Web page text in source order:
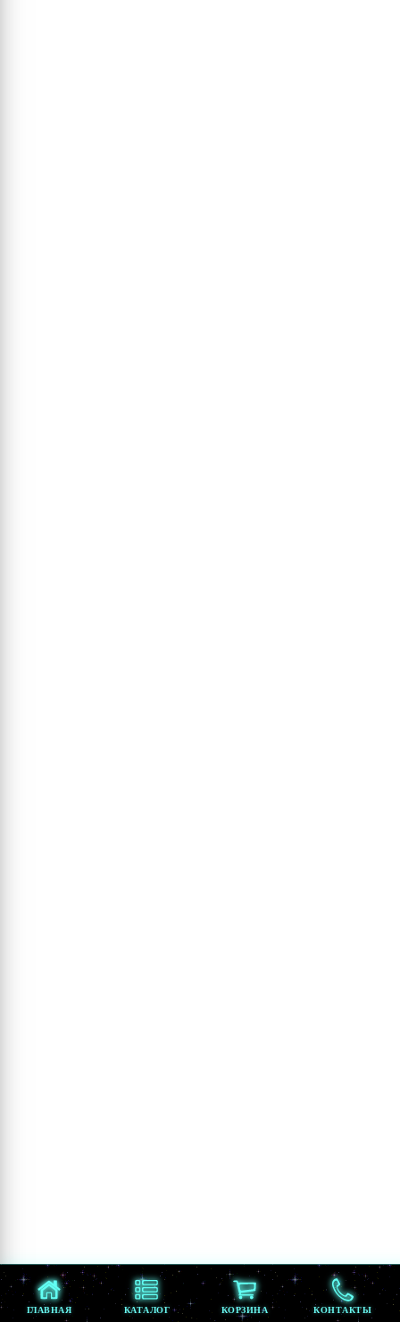
ГЛАВНАЯ КАТАЛОГ КОРЗИНА КОНТАКТЫ